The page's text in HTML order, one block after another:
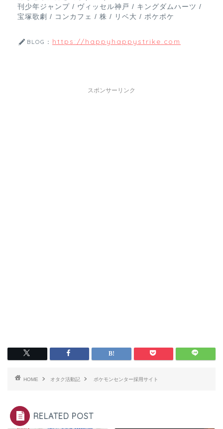
刊少年ジャンプ / ヴィッセル神戸 / キングダムハーツ /
宝塚歌劇 / コンカフェ / 株 / リベ大 / ポケポケ
BLOG： https://happyhappystrike.com
スポンサーリンク
HOME オタク活動記 ポケモンセンター採用サイト
RELATED POST